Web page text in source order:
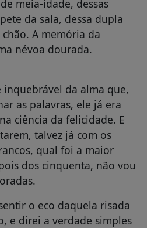
meia-idade, dessas
da sala, dessa dupla
A memória da
névoa dourada.
da alma que,
as palavras, ele já era
ciência da felicidade. E
talvez já com os
qual foi a maior
dos cinquenta, não vou
o eco daquela risada
e direi a verdade simples